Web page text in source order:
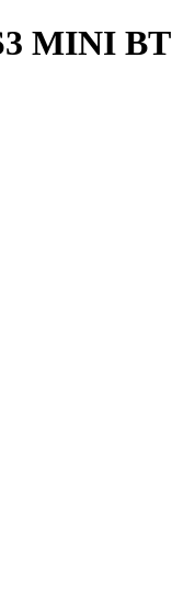
MINI BT